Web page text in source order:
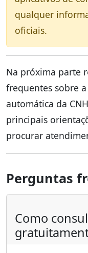
qualquer
oficiais.
Na próxima parte
frequentes sobre
automática da
principais
procurar
Perguntas
Como